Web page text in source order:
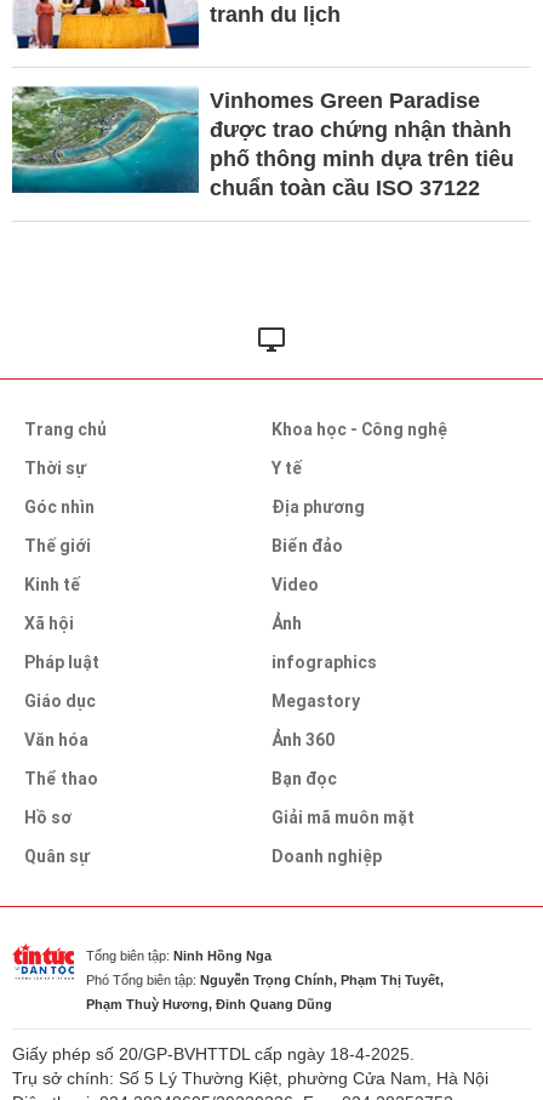
tranh du lịch
Vinhomes Green Paradise
được trao chứng nhận thành
phố thông minh dựa trên tiêu
chuẩn toàn cầu ISO 37122
Trang chủ
Thời sự
Góc nhìn
Thế giới
Kinh tế
Xã hội
Pháp luật
Giáo dục
Văn hóa
Thể thao
Hồ sơ
Quân sự
Khoa học - Công nghệ
Y tế
Địa phương
Biển đảo
Video
Ảnh
infographics
Megastory
Ảnh 360
Bạn đọc
Giải mã muôn mặt
Doanh nghiệp
Tổng biên tập: Ninh Hồng Nga
Phó Tổng biên tập: Nguyễn Trọng Chính, Phạm Thị Tuyết,
Phạm Thuỳ Hương, Đinh Quang Dũng
Giấy phép số 20/GP-BVHTTDL cấp ngày 18-4-2025.
Trụ sở chính: Số 5 Lý Thường Kiệt, phường Cửa Nam, Hà Nội